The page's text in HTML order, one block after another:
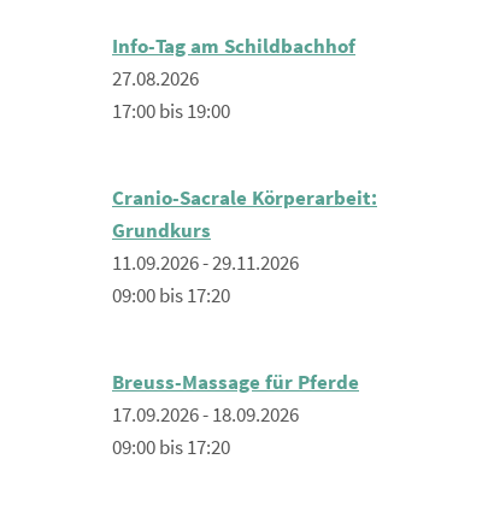
Info-Tag am Schildbachhof
27.08.2026
17:00 bis 19:00
Cranio-Sacrale Körperarbeit:
Grundkurs
11.09.2026 - 29.11.2026
09:00 bis 17:20
Breuss-Massage für Pferde
17.09.2026 - 18.09.2026
09:00 bis 17:20